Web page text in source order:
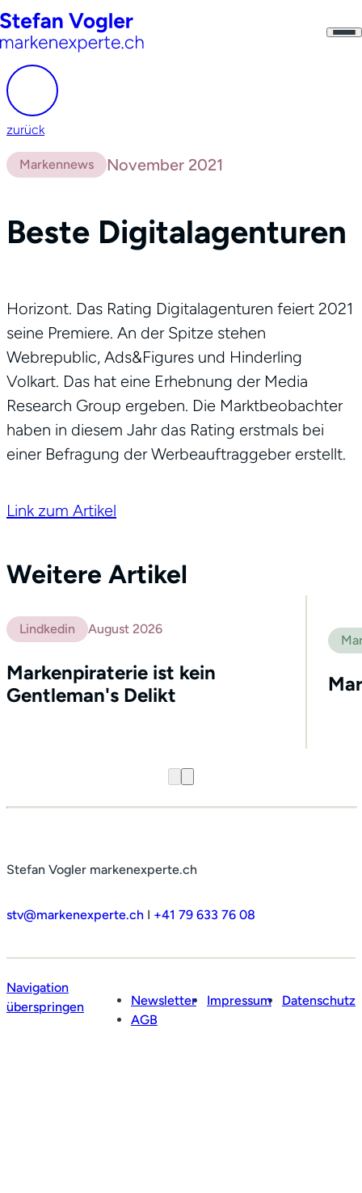
zurück
Markennews November 2021
Beste Digitalagenturen
Horizont. Das Rating Digitalagenturen feiert 2021
seine Premiere. An der Spitze stehen
Webrepublic, Ads&Figures und Hinderling
Volkart. Das hat eine Erhebnung der Media
Research Group ergeben. Die Marktbeobachter
haben in diesem Jahr das Rating erstmals bei
einer Befragung der Werbeauftraggeber erstellt.
Link zum Artikel
Weitere Artikel
Lindkedin August 2026
Markenpiraterie ist kein
Gentleman's Delikt
Stefan Vogler markenexperte.ch
stv@markenexperte.ch I +41 79 633 76 08
Navigation
überspringen
Newsletter Impressum
Datenschutz
AGB